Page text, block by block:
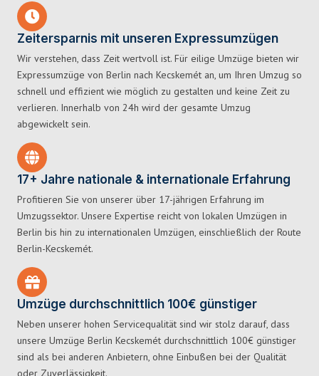
Zeitersparnis mit unseren Expressumzügen
Wir verstehen, dass Zeit wertvoll ist. Für eilige Umzüge bieten wir
Expressumzüge von Berlin nach Kecskemét an, um Ihren Umzug so
schnell und effizient wie möglich zu gestalten und keine Zeit zu
verlieren. Innerhalb von 24h wird der gesamte Umzug
abgewickelt sein.
17+ Jahre nationale & internationale Erfahrung
Profitieren Sie von unserer über 17-jährigen Erfahrung im
Umzugssektor. Unsere Expertise reicht von lokalen Umzügen in
Berlin bis hin zu internationalen Umzügen, einschließlich der Route
Berlin-Kecskemét.
Umzüge durchschnittlich 100€ günstiger
Neben unserer hohen Servicequalität sind wir stolz darauf, dass
unsere Umzüge Berlin Kecskemét durchschnittlich 100€ günstiger
sind als bei anderen Anbietern, ohne Einbußen bei der Qualität
oder Zuverlässigkeit.